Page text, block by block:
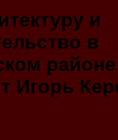
и
в
районе
Игорь